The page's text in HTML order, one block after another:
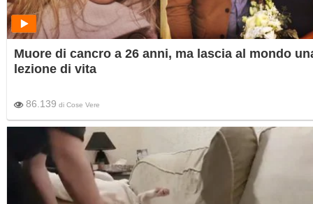
Muore di cancro a 26 anni, ma lascia al mondo
lezione di vita
86.139 di Cose Vere